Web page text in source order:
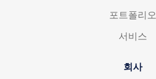
포트폴리오
서비스
회사